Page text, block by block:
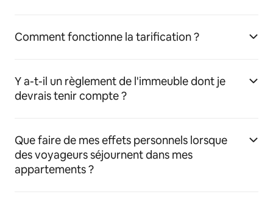
Comment fonctionne la tarification ?
Y a-t-il un règlement de l'immeuble dont je
devrais tenir compte ?
Que faire de mes effets personnels lorsque
des voyageurs séjournent dans mes
appartements ?